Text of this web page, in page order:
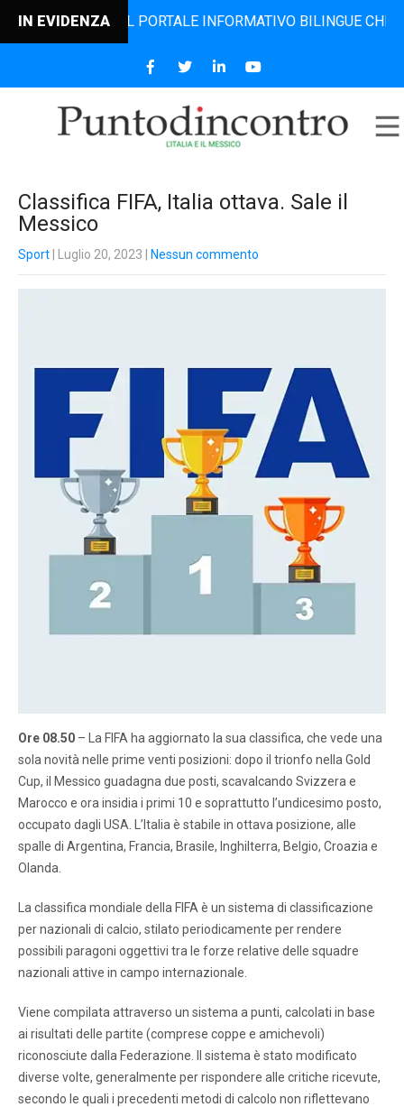
IN EVIDENZAIL PORTALE INFORMATIVO BILINGUE CHE DAL
Classifica FIFA, Italia ottava. Sale il
Messico
Sport | Luglio 20, 2023 Nessun commento
Ore 08.50 – La FIFA ha aggiornato la sua classifica, che vede una
sola novità nelle prime venti posizioni: dopo il trionfo nella Gold
Cup, il Messico guadagna due posti, scavalcando Svizzera e
Marocco e ora insidia i primi 10 e soprattutto l’undicesimo posto,
occupato dagli USA. L’Italia è stabile in ottava posizione, alle
spalle di Argentina, Francia, Brasile, Inghilterra, Belgio, Croazia e
Olanda.
La classifica mondiale della FIFA è un sistema di classificazione
per nazionali di calcio, stilato periodicamente per rendere
possibili paragoni oggettivi tra le forze relative delle squadre
nazionali attive in campo internazionale.
Viene compilata attraverso un sistema a punti, calcolati in base
ai risultati delle partite (comprese coppe e amichevoli)
riconosciute dalla Federazione. Il sistema è stato modificato
diverse volte, generalmente per rispondere alle critiche ricevute,
secondo le quali i precedenti metodi di calcolo non riflettevano